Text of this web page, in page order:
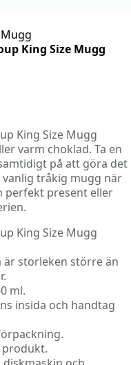
King Size Mugg
King Size Mugg
varm choklad. Ta en
på att göra det
tråkig mugg när
perfekt present eller
King Size Mugg
är storleken större än
ml.
insida och handtag